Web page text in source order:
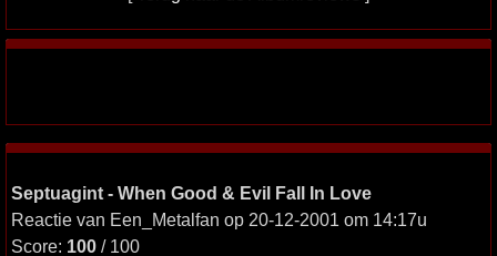
Septuagint - When Good & Evil Fall In Love
Reactie van Een_Metalfan op 20-12-2001 om 14:17u
Score: 100 / 100